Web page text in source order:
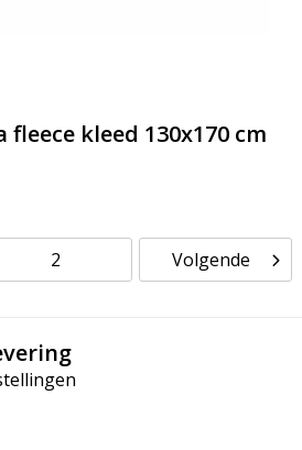
kleed 130x170 cm
2 Volgende